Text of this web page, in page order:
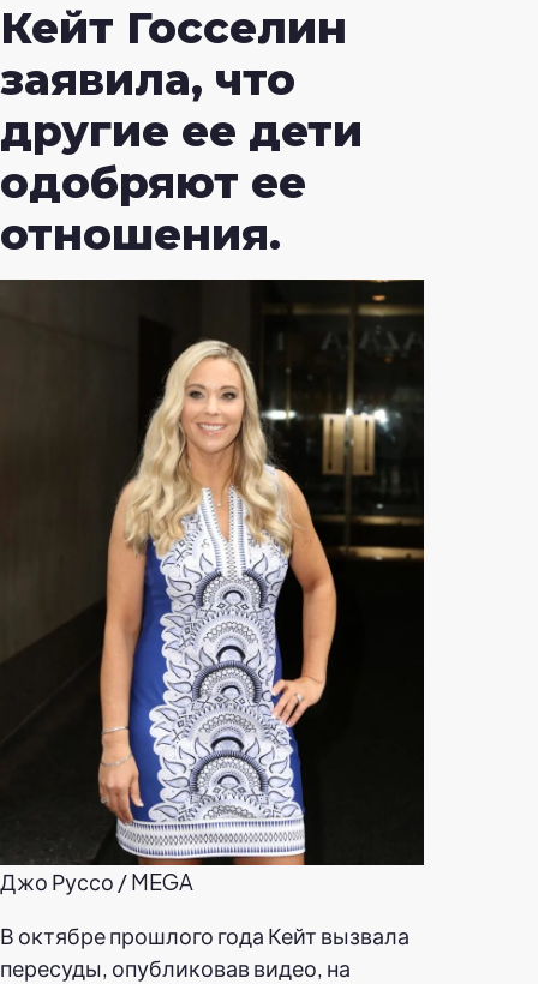
Кейт Госселин
заявила, что
другие ее дети
одобряют ее
отношения.
Джо Руссо / MEGA
В октябре прошлого года Кейт вызвала
пересуды, опубликовав видео, на